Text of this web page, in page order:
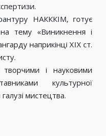
НАКККІМ, готує
тему «Виникнення і
наприкінці ХІХ ст.
творчими і науковими
культурної
мистецтва.